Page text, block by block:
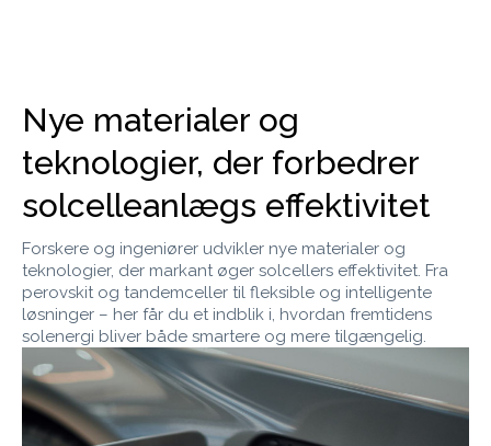
Nye materialer og
teknologier, der forbedrer
solcelleanlægs effektivitet
Forskere og ingeniører udvikler nye materialer og
teknologier, der markant øger solcellers effektivitet. Fra
perovskit og tandemceller til fleksible og intelligente
løsninger – her får du et indblik i, hvordan fremtidens
solenergi bliver både smartere og mere tilgængelig.